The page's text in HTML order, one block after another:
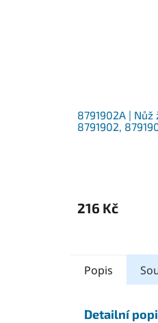
8791902A |
8791902,
216 Kč
Popis
Detailní